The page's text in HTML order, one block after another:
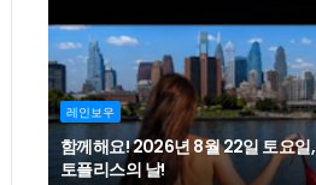
레인보우
함께해요! 2026년 8월 22일 토요일
토플리스의 날!